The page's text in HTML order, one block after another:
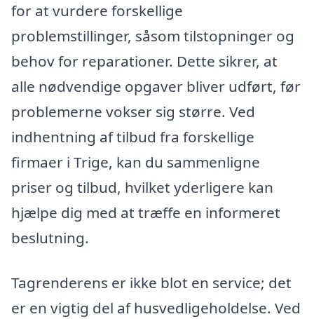
for at vurdere forskellige
problemstillinger, såsom tilstopninger og
behov for reparationer. Dette sikrer, at
alle nødvendige opgaver bliver udført, før
problemerne vokser sig større. Ved
indhentning af tilbud fra forskellige
firmaer i Trige, kan du sammenligne
priser og tilbud, hvilket yderligere kan
hjælpe dig med at træffe en informeret
beslutning.
Tagrenderens er ikke blot en service; det
er en vigtig del af husvedligeholdelse. Ved